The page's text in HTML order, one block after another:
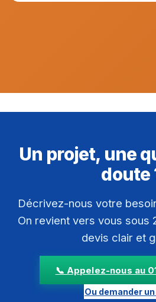
Un projet, une
doute
Décrivez-nous votre
On revient vers vous sous
devis clair et
📞 Appelez-nous au
Ou demander